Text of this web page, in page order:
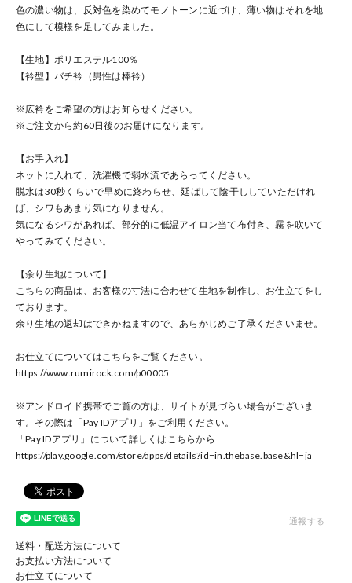
色の濃い物は、反対色を染めてモノトーンに近づけ、薄い物はそれを地
色にして模様を足してみました。
【生地】ポリエステル100％
【衿型】バチ衿（男性は棒衿）
※広衿をご希望の方はお知らせください。
※ご注文から約60日後のお届けになります。
【お手入れ】
ネットに入れて、洗濯機で弱水流であらってください。
脱水は30秒くらいで早めに終わらせ、延ばして陰干ししていただけれ
ば、シワもあまり気になりません。
気になるシワがあれば、部分的に低温アイロン当て布付き、霧を吹いて
やってみてください。
【余り生地について】
こちらの商品は、お客様の寸法に合わせて生地を制作し、お仕立てをし
ております。
余り生地の返却はできかねますので、あらかじめご了承くださいませ。
お仕立てについてはこちらをご覧ください。
https://www.rumirock.com/p00005
※アンドロイド携帯でご覧の方は、サイトが見づらい場合がございま
す。その際は「Pay IDアプリ」をご利用ください。
「Pay IDアプリ」について詳しくはこちらから
https://play.google.com/store/apps/details?id=in.thebase.base&hl=ja
通報する
送料・配送方法について
お支払い方法について
お仕立てについて